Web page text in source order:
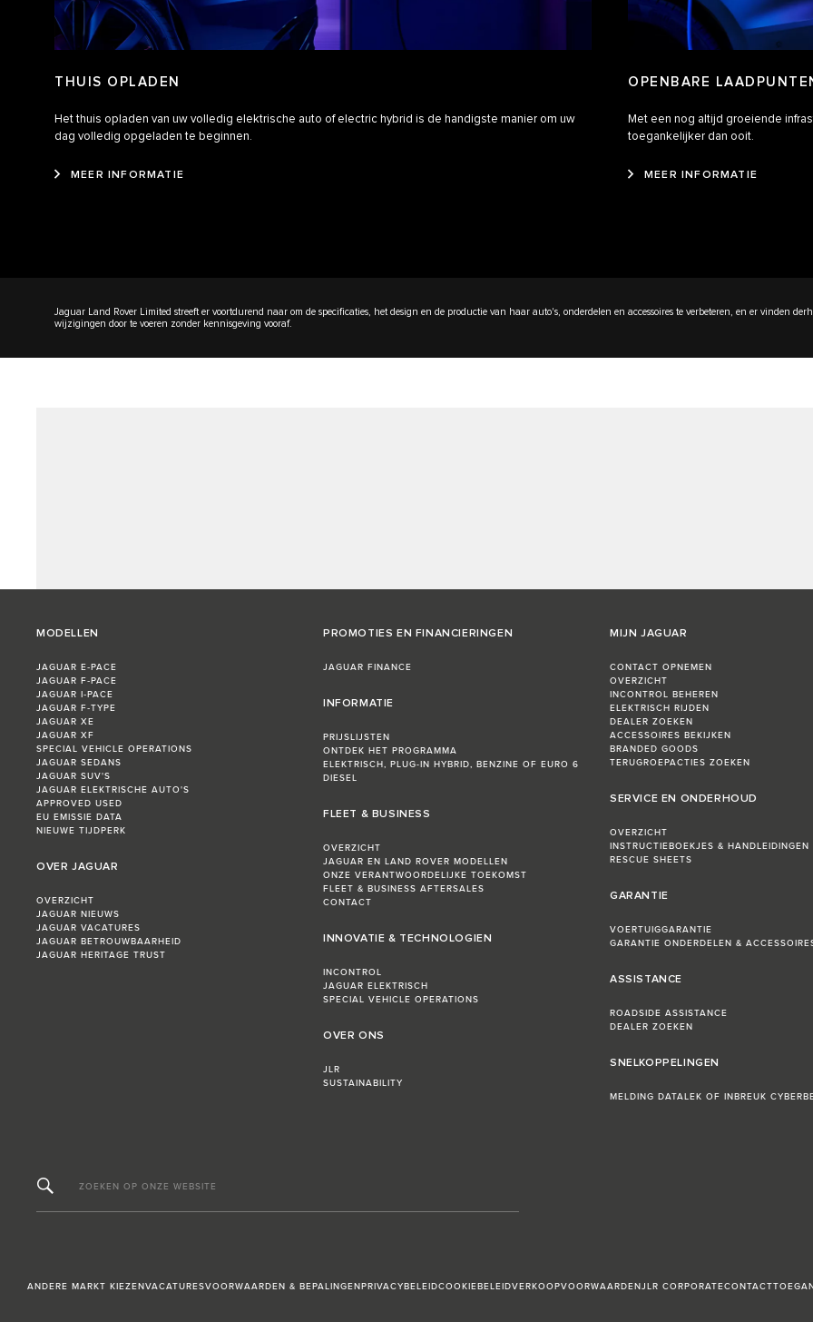
THUIS OPLADEN
Het thuis opladen van uw volledig elektrische auto of electric hybrid is de handigste manier om uw
dag volledig opgeladen te beginnen.
MEER INFORMATIE
OPENBARE
Met een nog altijd groeiende
toegankelijker dan ooit.
MEER INFORMATIE
Jaguar Land Rover Limited streeft er voortdurend naar om de specificaties, het design en de productie van haar auto's, onderdelen en accessoires te verbeteren, en er vinden
wijzigingen door te voeren zonder kennisgeving vooraf.
MODELLEN
JAGUAR E‑PACE
JAGUAR F‑PACE
JAGUAR I‑PACE
JAGUAR F‑TYPE
JAGUAR XE
JAGUAR XF
SPECIAL VEHICLE OPERATIONS
JAGUAR SEDANS
JAGUAR SUV'S
JAGUAR ELEKTRISCHE AUTO'S
APPROVED USED
EU EMISSIE DATA
NIEUWE TIJDPERK
OVER JAGUAR
OVERZICHT
JAGUAR NIEUWS
JAGUAR VACATURES
JAGUAR BETROUWBAARHEID
JAGUAR HERITAGE TRUST
PROMOTIES EN FINANCIERINGEN
JAGUAR FINANCE
INFORMATIE
PRIJSLIJSTEN
ONTDEK HET PROGRAMMA
ELEKTRISCH, PLUG-IN HYBRID, BENZINE OF EURO 6
DIESEL
FLEET & BUSINESS
OVERZICHT
JAGUAR EN LAND ROVER MODELLEN
ONZE VERANTWOORDELIJKE TOEKOMST
FLEET & BUSINESS AFTERSALES
CONTACT
INNOVATIE & TECHNOLOGIEN
INCONTROL
JAGUAR ELEKTRISCH
SPECIAL VEHICLE OPERATIONS
OVER ONS
JLR
SUSTAINABILITY
MIJN JAGUAR
CONTACT OPNEMEN
OVERZICHT
INCONTROL BEHEREN
ELEKTRISCH RIJDEN
DEALER ZOEKEN
ACCESSOIRES BEKIJKEN
BRANDED GOODS
TERUGROEPACTIES ZOEKEN
SERVICE EN ONDERHOUD
OVERZICHT
INSTRUCTIEBOEKJES & HANDLEIDINGEN
RESCUE SHEETS
GARANTIE
VOERTUIGGARANTIE
GARANTIE ONDERDELEN &
ASSISTANCE
ROADSIDE ASSISTANCE
DEALER ZOEKEN
SNELKOPPELINGEN
MELDING DATALEK OF INBREUK
ZOEKEN OP ONZE WEBSITE
ANDERE MARKT KIEZENVACATURESVOORWAARDEN & BEPALINGENPRIVACYBELEIDCOOKIEBELEIDVERKOOPVOORWAARDENJLR CORPORATECONTACT